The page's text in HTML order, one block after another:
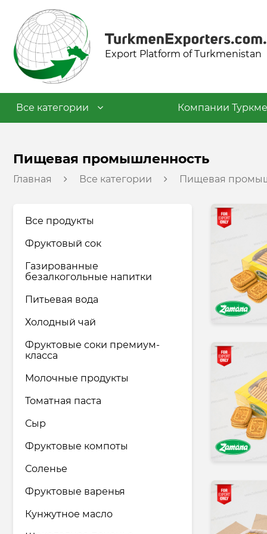
Export Platform of Turkmenistan
Все категории Компании
Пищевая промышленность
Нефтехимическая
материалов
Фармацевтическая
по уходу
Транспортные & Логистические
услуги
Пищевая промышленность
Главная Все категории Пищевая
Bсе продукты
Фруктовый сок
Газированные
безалкогольные напитки
Питьевая вода
Холодный чай
Фруктовые соки премиум-
класса
Молочные продукты
Томатная паста
Сыр
Фруктовые компоты
Соленье
Фруктовые варенья
Кунжутное масло